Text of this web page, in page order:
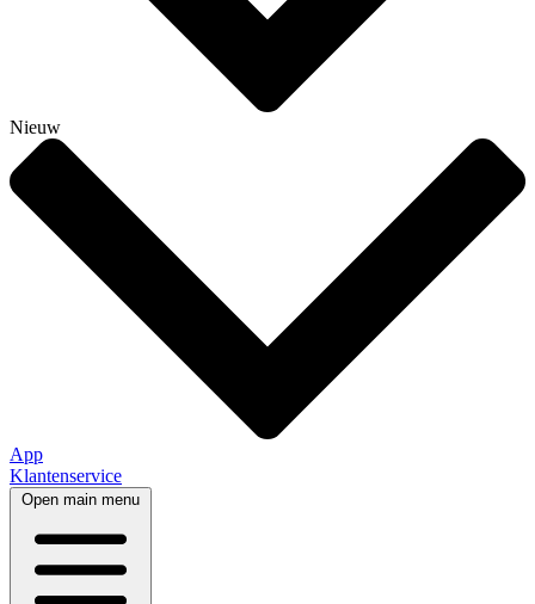
Nieuw
App
Klantenservice
Open main menu